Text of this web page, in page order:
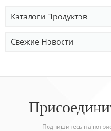
Каталоги Продуктов
Свежие Новости
Подпишитесь на